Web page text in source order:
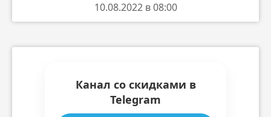
10.08.2022 в 08:00
Канал со скидками в
Telegram